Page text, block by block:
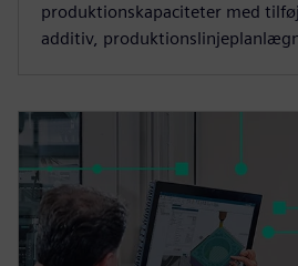
produktionskapaciteter med
additiv,